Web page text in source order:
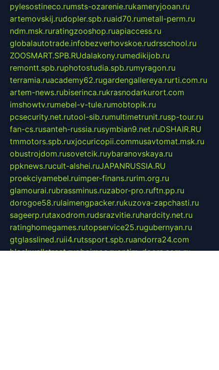
pylesostineco.rumsts-ozarenie.rukameryjooan.ru
artemovskij.rudopler.spb.ruaid70.rumetall-perm.ru
ndm.msk.ruratingzooshop.ruapiaccess.ru
globalautotrade.infobezverhovskoe.rudrsschool.ru
ZOOSMART.SPB.RUdalakony.rumedikijob.ru
remontt.spb.ruphotostudia.spb.rumyragon.ru
terramia.ruacademy62.rugardengallereya.rurti.com.ru
artem-news.rubiserinca.rukrasnodarkurort.com
imshowtv.rumebel-v-tule.rumobtopik.ru
pcsecurity.net.rutool-sib.rumultimetrunit.rusp-tour.ru
fan-cs.rusanteh-russia.rusymbian9.net.ruDSHAIR.RU
tmmotors.spb.ruxjocuricopii.commusavtomat.msk.ru
obustrojdom.rusovetcik.ruybaranovskaya.ru
ppknews.rucult-alshei.ruJAPANRUSSIA.RU
proekciyamebel.ruimper-finans.rurim.org.ru
glamourai.rubrassminus.ruzabor-pro.ruftn.pp.ru
dorogoe58.rulaimengpacker.rukuzova-zapchasti.ru
sageerp.rutaxodrom.rudsrazvitie.ruhardcity.net.ru
ratinghomegames.rutopservice25.rugubernyan.ru
gtglasslined.ruii4.rutssport.spb.ruandorra24.com
blackwallstreet.ruoboimos.ruoptim-doors.com.ru